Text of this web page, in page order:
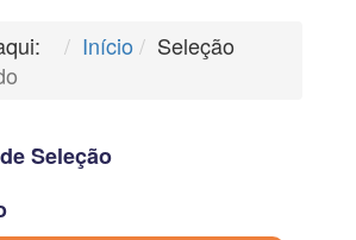
Início
Seleção
Seleção